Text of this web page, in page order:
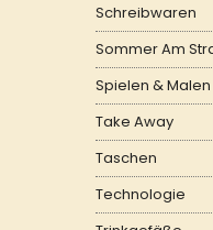
Schreibwaren
Sommer Am
Spielen & Malen
Take Away
Taschen
Technologie